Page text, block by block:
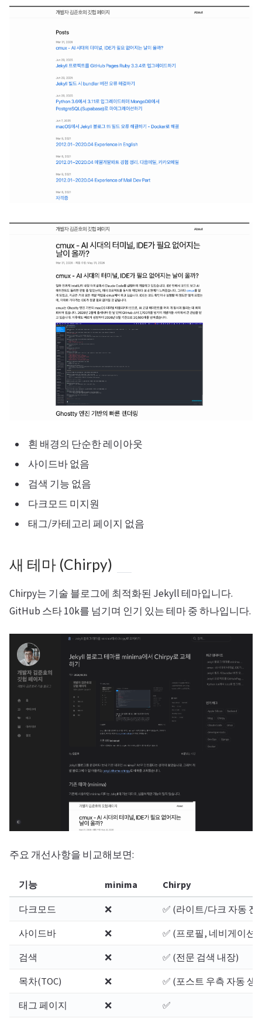
흰 배경의 단순한 레이아웃
사이드바 없음
검색 기능 없음
다크모드 미지원
태그/카테고리 페이지 없음
새 테마 (Chirpy)
Chirpy는 기술 블로그에 최적화된 Jekyll 테마입니다.
GitHub 스타 10k를 넘기며 인기 있는 테마 중 하나입니다.
주요 개선사항을 비교해보면:
기능 minima Chirpy
다크모드 ❌ ✅ (라이트/다크 자동 전
사이드바 ❌ ✅ (프로필, 네비게이션)
검색 ❌ ✅ (전문 검색 내장)
목차(TOC) ❌ ✅ (포스트 우측 자동 생
태그 페이지 ❌ ✅